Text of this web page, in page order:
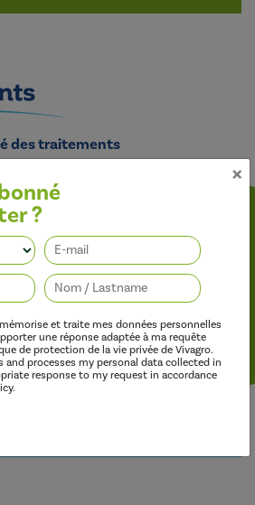
des traitements
des insecticides et des régulateurs de
leur impact sur l’environnement.
×
?
et traite mes données personnelles
une réponse adaptée à ma requête
de protection de la vie privée de Vivagro.
and processes my personal data collected in
response to my request in accordance